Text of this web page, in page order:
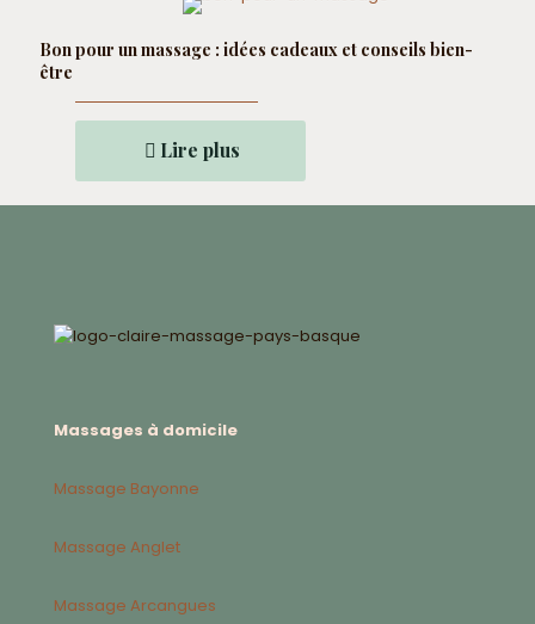
Bon pour un massage : idées cadeaux et conseils bien-
être
Lire plus
Massages à domicile
Massage Bayonne
Massage Anglet
Massage Arcangues